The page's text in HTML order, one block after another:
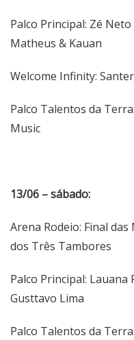
Palco Principal: Zé
Matheus & Kauan
Welcome Infinity:
Palco Talentos da
Music
13/06 – sábado:
Arena Rodeio: Final
dos Três Tambores
Palco Principal: Lauana
Gusttavo Lima
Palco Talentos da